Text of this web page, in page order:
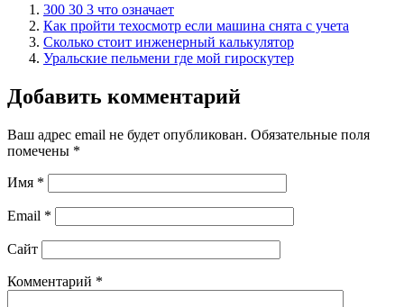
300 30 3 что означает
Как пройти техосмотр если машина снята с учета
Сколько стоит инженерный калькулятор
Уральские пельмени где мой гироскутер
Добавить комментарий
Ваш адрес email не будет опубликован. Обязательные поля
помечены *
Имя *
Email *
Сайт
Комментарий *